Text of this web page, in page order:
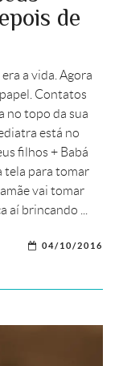
de
a vida. Agora
Contatos
no topo da sua
está no
filhos + Babá
tela para tomar
vai tomar
aí brincando ...
04/10/2016